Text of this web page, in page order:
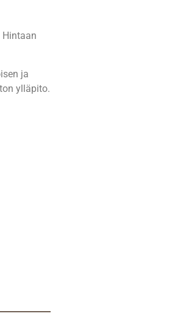
ja
ylläpito.